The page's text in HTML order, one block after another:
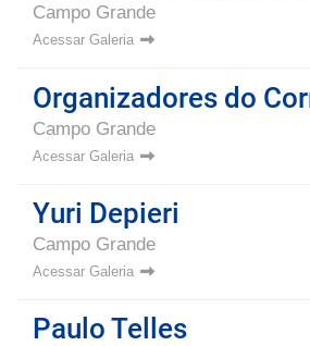
Campo Grande
Acessar Galeria
Organizadores do
Campo Grande
Acessar Galeria
Yuri Depieri
Campo Grande
Acessar Galeria
Paulo Telles